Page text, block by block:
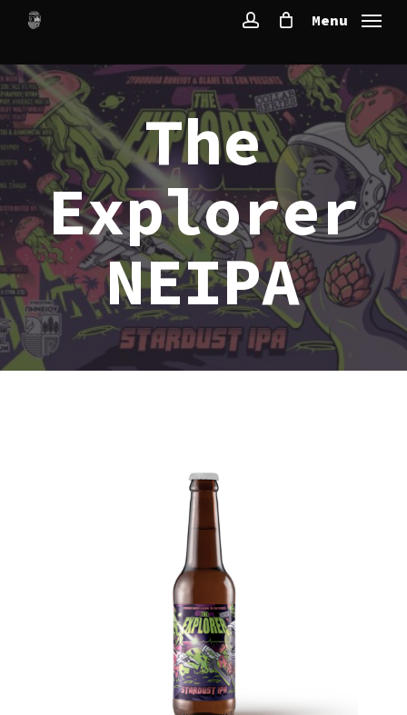
main
content
Menu
The
Explorer
NEIPA